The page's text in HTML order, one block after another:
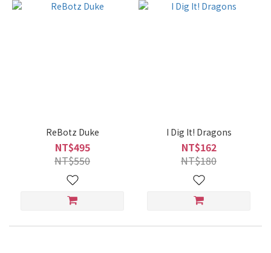
ReBotz Duke
NT$495
NT$550
I Dig It! Dragons
NT$162
NT$180